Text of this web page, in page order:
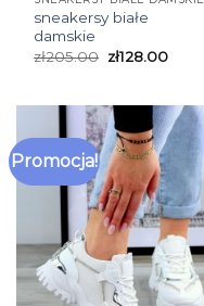
sneakersy białe
damskie
zł205.00 zł128.00
Promocja!